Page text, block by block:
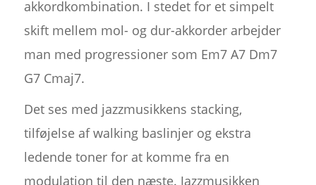
akkordkombination. I stedet for et simpelt
skift mellem mol- og dur-akkorder arbejder
man med progressioner som Em7 A7 Dm7
G7 Cmaj7.
Det ses med jazzmusikkens stacking,
tilføjelse af walking baslinjer og ekstra
ledende toner for at komme fra en
modulation til den næste. Jazzmusikken